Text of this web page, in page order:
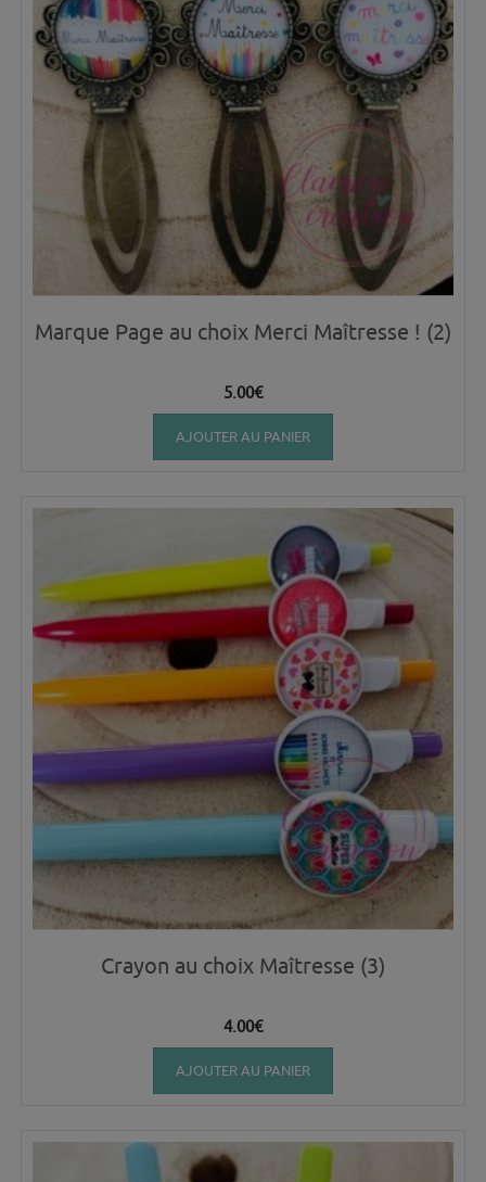
Marque Page au choix Merci Maîtresse ! (2)
5.00€
AJOUTER AU PANIER
Crayon au choix Maîtresse (3)
4.00€
AJOUTER AU PANIER